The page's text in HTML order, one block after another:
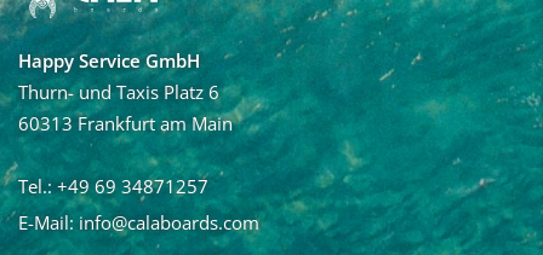
Nachname
Ja, ich möchte den Newsletter von Calaboards erhalten
und regelmäßig mit Neuigkeiten und über Angebote
informiert werden. Die Abmeldung vom Newsletter ist
jederzeit möglich.
Happy Service GmbH
Thurn- und Taxis Platz 6
60313 Frankfurt am Main
Tel.: +49 69 34871257
E-Mail: info@calaboards.com